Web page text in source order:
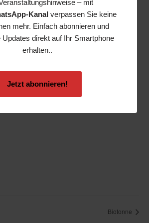
– mit
Kanalverpassen Sie keine
mehr. Einfach abonnieren und
Updates direkt auf Ihr Smartphone
erhalten..
Jetzt abonnieren!
Center
hinzufügen
Biotonne